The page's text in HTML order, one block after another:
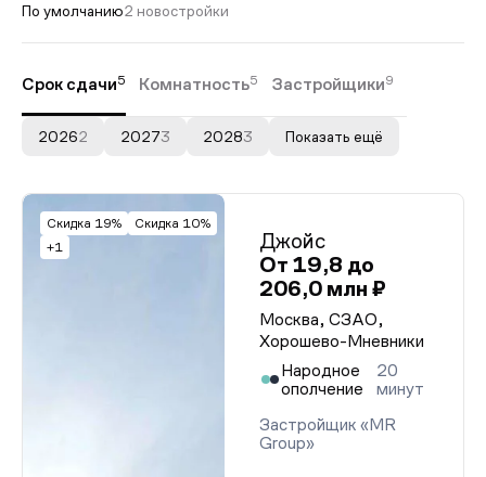
По умолчанию2 новостройки
Срок сдачи5 Комнатность5 Застройщики9
20262 20273 20283 Показать ещё
Скидка 19%
Скидка 10%
+1
Джойс
От 19,8 до
206,0 млн ₽
Москва, СЗАО,
Хорошево-Мневники
Народное
ополчение
20
минут
Застройщик «MR
Group»